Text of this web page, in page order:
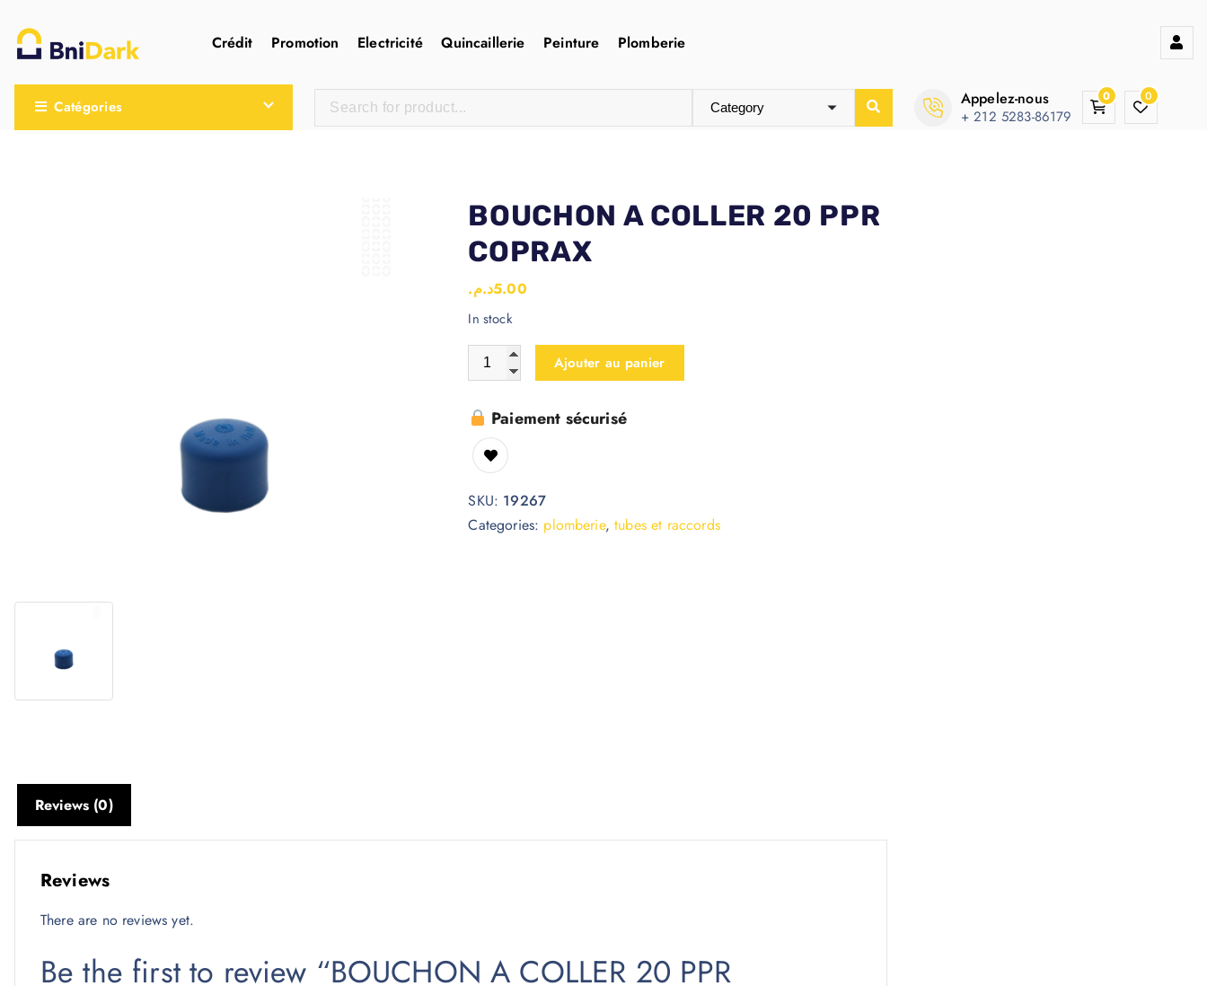
Crédit Promotion Electricité Quincaillerie Peinture Plomberie
Catégories Appelez-nous
+ 212 5283-86179
0 0
BOUCHON A COLLER 20 PPR
COPRAX
5.00د.م.
In stock
Ajouter au panier
Paiement sécurisé
SKU: 19267
Categories: plomberie,tubes et raccords
Reviews (0)
Reviews
There are no reviews yet.
Be the first to review “BOUCHON A COLLER 20 PPR